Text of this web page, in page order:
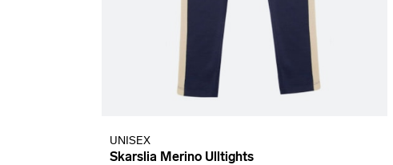
UNISEX
Skarslia Merino Ulltights